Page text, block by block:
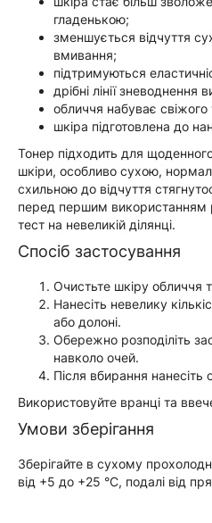
гладенькою;
зменшується відчуття
вмивання;
підтримуються
дрібні лінії
обличчя набуває свіжого
шкіра підготовлена до
Тонер підходить для
шкіри, особливо сухою,
схильною до відчуття
перед першим використанням
тест на невеликій ділянці.
Спосіб застосування
Очистьте шкіру обличчя
Нанесіть невелику
або долоні.
Обережно розподіліть
навколо очей.
Після вбирання
Використовуйте вранці та
Умови зберігання
Зберігайте в сухому
від +5 до +25 °C, подалі від